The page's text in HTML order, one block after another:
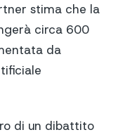
stima che la
circa 600
da
di un dibattito